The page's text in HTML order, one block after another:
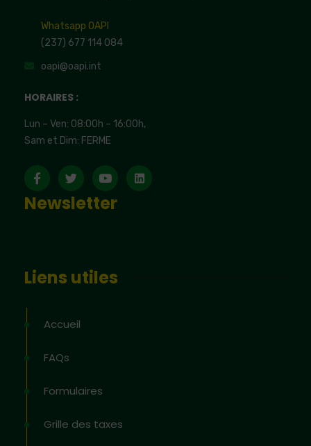
Whatsapp OAPI
(237) 677 114 084
oapi@oapi.int
HORAIRES :
Lun – Ven: 08:00h – 16:00h,
Sam et Dim: FERME
Newsletter
Liens utiles
Accueil
FAQs
Formulaires
Grille des taxes